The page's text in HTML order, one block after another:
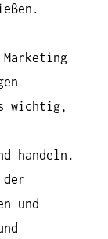
wichtig,
handeln.
und